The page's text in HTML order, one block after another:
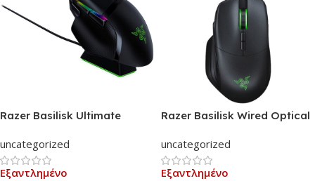
Razer Basilisk Ultimate
Docking Station (RZ01-
03170100-R3G1)
uncategorized
Εξαντλημένο
Razer Basilisk Wired Optical
02330100-R3G1)
uncategorized
Εξαντλημένο